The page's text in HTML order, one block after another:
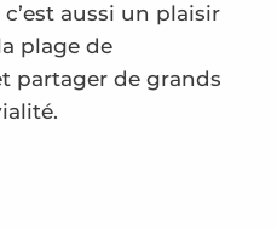
aussi un plaisir
plage de
partager de grands